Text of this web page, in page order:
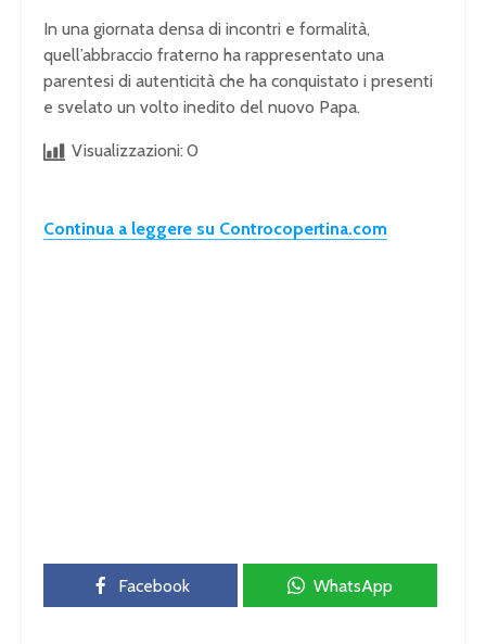
In una giornata densa di incontri e formalità,
quell’abbraccio fraterno ha rappresentato una
parentesi di autenticità che ha conquistato i presenti
e svelato un volto inedito del nuovo Papa.
Visualizzazioni: 0
Continua a leggere su Controcopertina.com
Facebook WhatsApp